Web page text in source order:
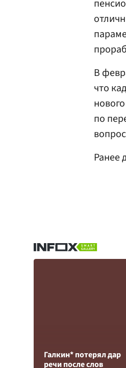
В
что
по
Ранее
Галкин* потерял дар
речи после слов